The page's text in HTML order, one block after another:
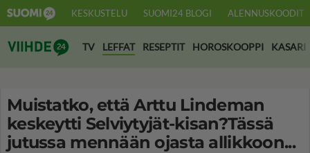
KESKUSTELU SUOMI24 BLOGI ALENNUSKOODIT
Suomi24 Viihde
TV LEFFAT RESEPTIT HOROSKOOPPI KASARI
Muistatko, että Arttu Lindeman
keskeytti Selviytyjät-kisan?Tässä
jutussa mennään ojasta allikkoon...